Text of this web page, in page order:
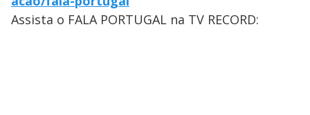
Assista o FALA PORTUGAL na TV RECORD: